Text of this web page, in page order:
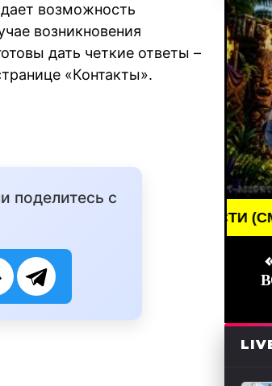
возможность
возникновения
дать четкие ответы –
«Контакты».
поделитесь с
NEWS /// НОВОСТИ (СМИ) ///